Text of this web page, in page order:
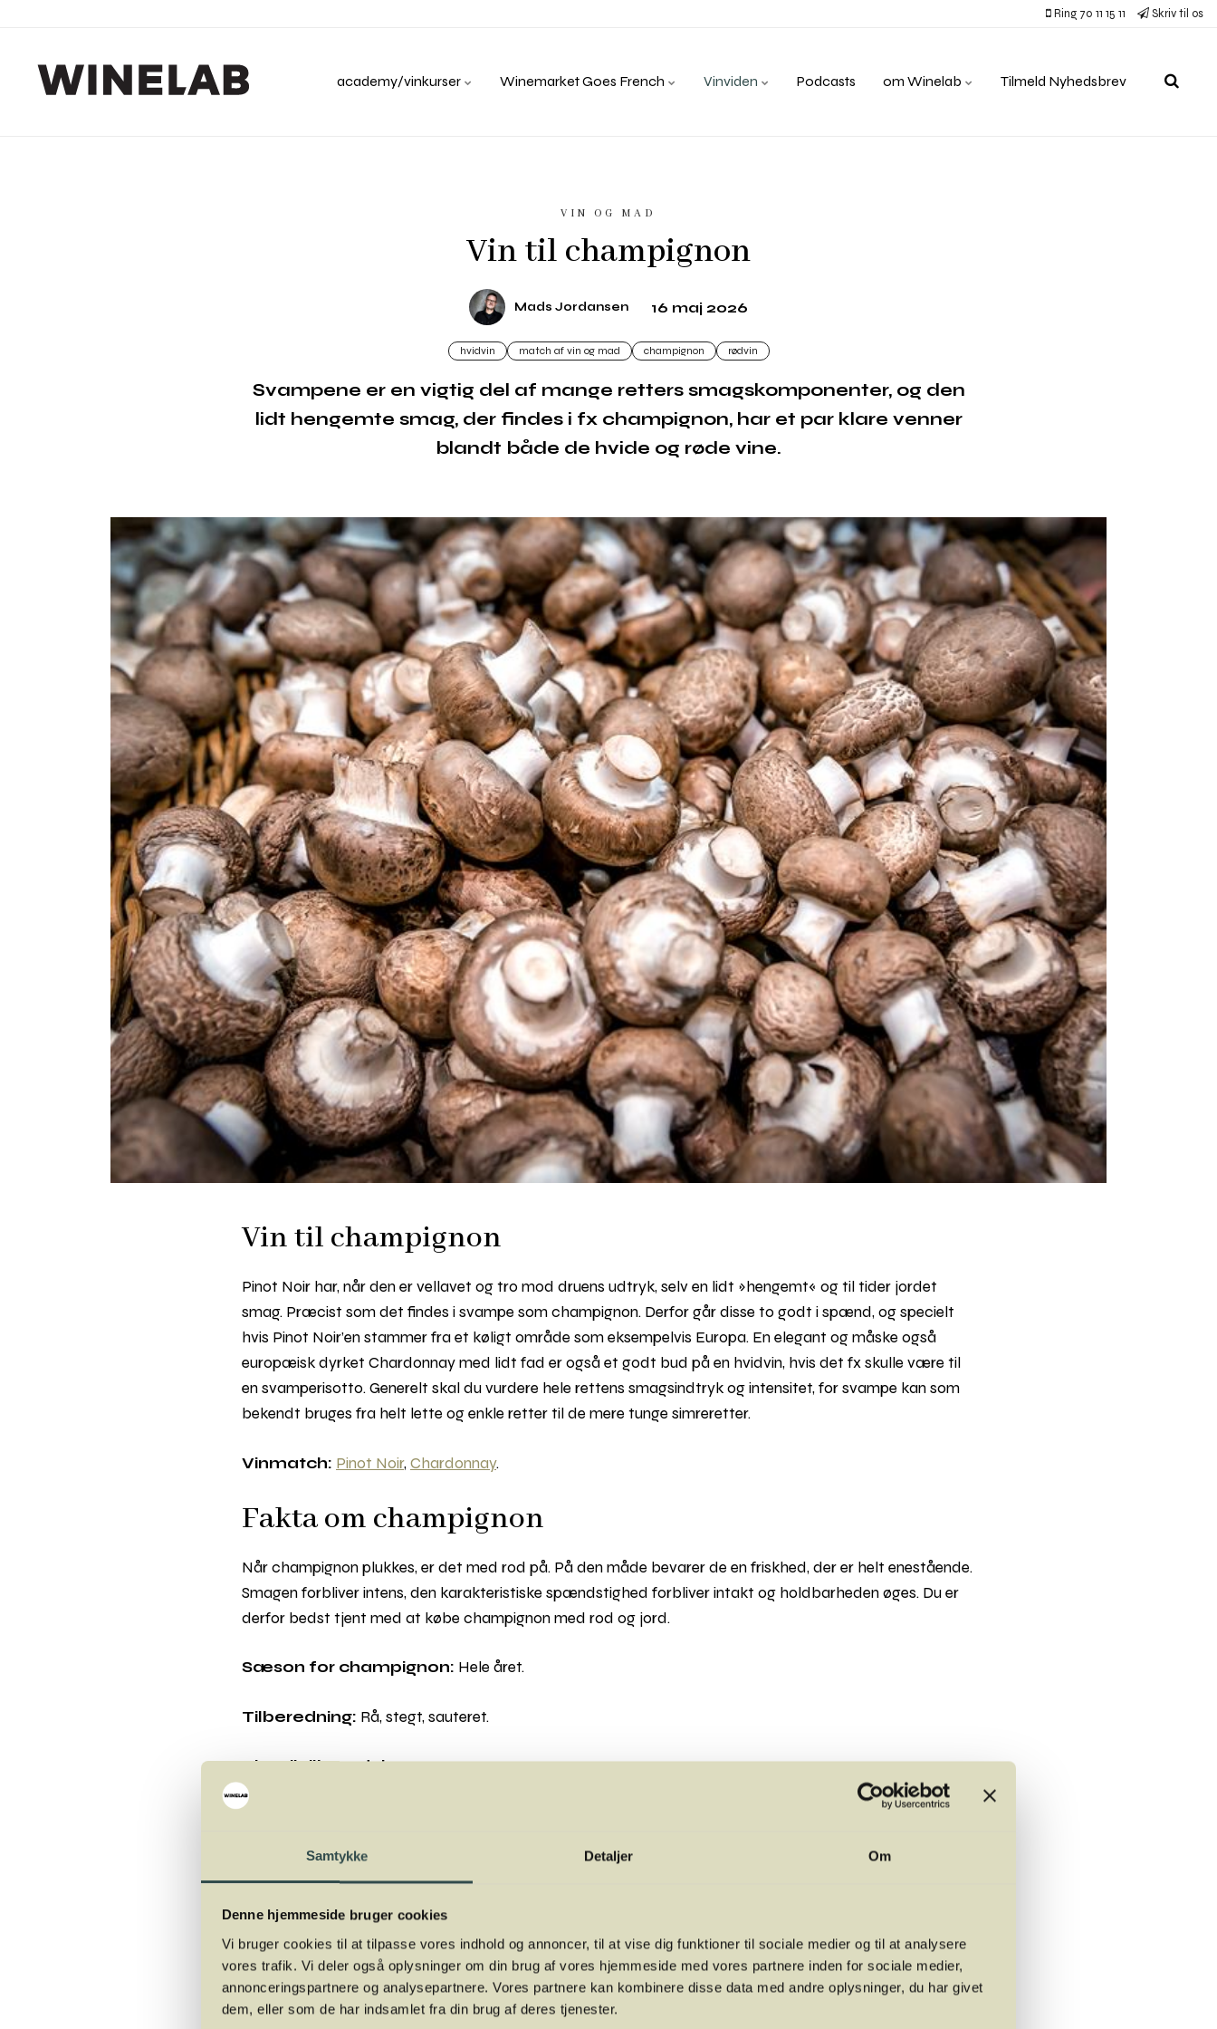
Samtykke Detaljer Om
Denne hjemmeside bruger cookies
Vi bruger cookies til at tilpasse vores indhold og annoncer, til at vise dig funktioner til sociale medier og til at analysere
vores trafik. Vi deler også oplysninger om din brug af vores hjemmeside med vores partnere inden for sociale medier,
annonceringspartnere og analysepartnere. Vores partnere kan kombinere disse data med andre oplysninger, du har givet
dem, eller som de har indsamlet fra din brug af deres tjenester.
Ring 70 11 15 11 Skriv til os
academy/vinkurser Winemarket Goes French Vinviden Podcasts om Winelab Tilmeld Nyhedsbrev
VIN OG MAD
Vin til champignon
Mads Jordansen 16 maj 2026
hvidvin match af vin og mad champignon rødvin
Svampene er en vigtig del af mange retters smagskomponenter, og den
lidt hengemte smag, der findes i fx champignon, har et par klare venner
blandt både de hvide og røde vine.
Vin til champignon
Pinot Noir har, når den er vellavet og tro mod druens udtryk, selv en lidt »hengemt« og til tider jordet
smag. Præcist som det findes i svampe som champignon. Derfor går disse to godt i spænd, og specielt
hvis Pinot Noir’en stammer fra et køligt område som eksempelvis Europa. En elegant og måske også
europæisk dyrket Chardonnay med lidt fad er også et godt bud på en hvidvin, hvis det fx skulle være til
en svamperisotto. Generelt skal du vurdere hele rettens smagsindtryk og intensitet, for svampe kan som
bekendt bruges fra helt lette og enkle retter til de mere tunge simreretter.
Vinmatch: Pinot Noir,Chardonnay.
Fakta om champignon
Når champignon plukkes, er det med rod på. På den måde bevarer de en friskhed, der er helt enestående.
Smagen forbliver intens, den karakteristiske spændstighed forbliver intakt og holdbarheden øges. Du er
derfor bedst tjent med at købe champignon med rod og jord.
Sæson for champignon: Hele året.
Tilberedning: Rå, stegt, sauteret.
Tips til tilberedning
Champignon skal blot skylles hurtigt i koldt vand, når du renser dem og ikke ligge i blød, så bevares
Brug champignon hele eller i skiver i sammenkogte retter, pastaretter eller på pizza.
Steg champignon på panden med hvidløg og masser af hakket persille.